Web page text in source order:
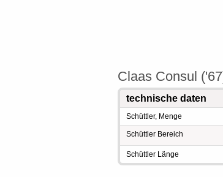
Claas Consul
technische daten
Schüttler, Menge
Schüttler Bereich
Schüttler Länge